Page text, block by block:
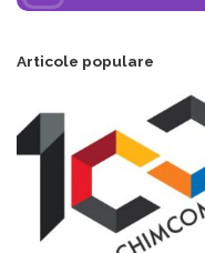
Articole populare